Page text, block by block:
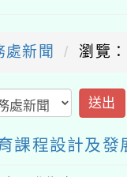
處新聞 瀏覽
送出
課程設計及